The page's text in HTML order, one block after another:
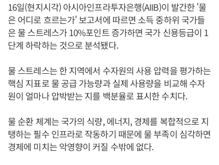
16일(현지시각) 아시아인프라투자은행(AIIB)이 발간한 '물
은 어디로 흐르는가' 보고서에 따르면 소득 중하위 국가들
은 물 스트레스가 10%포인트 증가하면 국가 신용등급이 1
단계 하락하는 것으로 분석됐다.
물 스트레스는 한 지역에서 수자원의 사용 압력을 평가하는
핵심 지표로 물 공급 가능량과 실제 사용량을 비교해 수자
원이 얼마나 압박받는 지를 백분율로 표시한 수치다.
물 순환 체계는 국가의 식량, 에너지, 경제를 복합적으로 지
탱하는 필수 인프라로 작동하기 때문에 물 부족이 심각하면
경제에 미치는 악영향이 커질 수밖에 없다.